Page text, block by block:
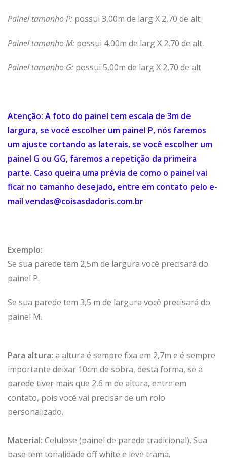
Painel tamanho P: possui 3,00m de larg X 2,70 de alt.
Painel tamanho M: possui 4,00m de larg X 2,70 de alt.
Painel tamanho G: possui 5,00m de larg X 2,70 de alt
Atenção: A foto do painel tem escala de 3m de
largura, se você escolher um painel P, nós faremos
um ajuste cortando as laterais, se você escolher um
painel G ou GG, faremos a repetição da primeira
parte. Caso queira uma prévia de como o painel vai
ficar no tamanho desejado, entre em contato pelo e-
mail vendas@coisasdadoris.com.br
Exemplo:
Se sua parede tem 2,5m de largura você precisará do
painel P.
Se sua parede tem 3,5 m de largura você precisará do
painel M.
Para altura: a altura é sempre fixa em 2,7m e é sempre
importante deixar 10cm de sobra, desta forma, se a
parede tiver mais que 2,6 m de altura, entre em
contato, pois você vai precisar de um rolo
personalizado.
Material: Celulose (painel de parede tradicional). Sua
base tem tonalidade off white e leve trama.